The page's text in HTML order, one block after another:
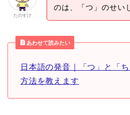
たのすけ
のは、「つ」のせい
あわせて読みたい
日本語の発音｜「つ」と「
方法を教えます